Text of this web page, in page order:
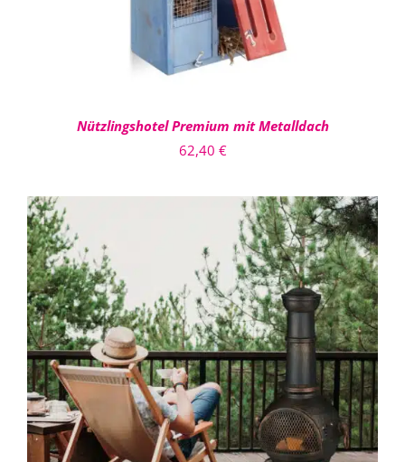
Nützlingshotel Premium mit Metalldach
62,40 €
IN DEN WARENKORB
DETAILS